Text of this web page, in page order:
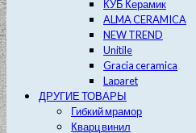
КУБ Керамик
ALMA CERAMICA
NEW TREND
Unitile
Gracia ceramica
Laparet
ДРУГИЕ ТОВАРЫ
Гибкий мрамор
Кварц винил